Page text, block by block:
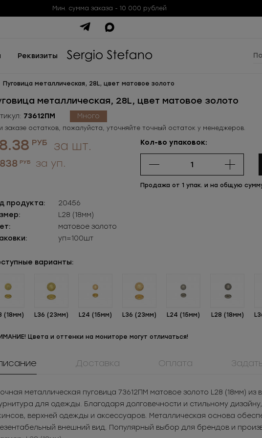
Мин. сумма заказа - 10 000 рублей
Реквизиты
Пуговица металлическая, 28L, цвет матовое золото
белья
за шт.
за уп.
пластиковая
20.2
за шт.
2 908.8
за уп.
металлическая
разъёмная 3Т
Под заказ
металлическая, 28L, цвет матовое золото
73612ПМ Много
заказе остатков, пожалуйста, уточняйте точный остаток у менеджеров.
РУБ за шт.
РУБ за уп.
Кол-во упаковок:
Продажа от 1 упак. и на общую
продукта:
20456
L28 (18мм)
матовое золото
уп=100шт
варианты:
(18мм) L36 (23мм) L24 (15мм) L36 (23мм) L24 (15мм) L28 (18мм)
Цвета и оттенки на мониторе могут отличаться!
Доставка Оплата
металлическая пуговица 73612ПМ матовое золото L28 (18мм)
для одежды. Благодаря долговечности и стильному
верхней одежды и аксессуаров. Металлическая основа
внешний вид. Популярный выбор для брендов и